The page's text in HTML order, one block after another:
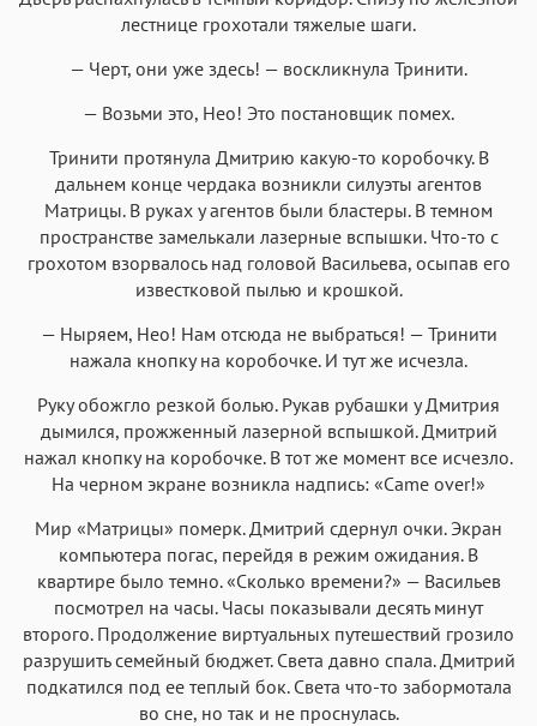
лестнице грохотали тяжелые шаги.
— Черт, они уже здесь! — воскликнула Тринити.
— Возьми это, Нео! Это постановщик помех.
Тринити протянула Дмитрию какую-то коробочку. В
дальнем конце чердака возникли силуэты агентов
Матрицы. В руках у агентов были бластеры. В темном
пространстве замелькали лазерные вспышки. Что-то с
грохотом взорвалось над головой Васильева, осыпав его
известковой пылью и крошкой.
— Ныряем, Нео! Нам отсюда не выбраться! — Тринити
нажала кнопку на коробочке. И тут же исчезла.
Руку обожгло резкой болью. Рукав рубашки у Дмитрия
дымился, прожженный лазерной вспышкой. Дмитрий
нажал кнопку на коробочке. В тот же момент все исчезло.
На черном экране возникла надпись: «Came over!»
Мир «Матрицы» померк. Дмитрий сдернул очки. Экран
компьютера погас, перейдя в режим ожидания. В
квартире было темно. «Сколько времени?» — Васильев
посмотрел на часы. Часы показывали десять минут
второго. Продолжение виртуальных путешествий грозило
разрушить семейный бюджет. Света давно спала. Дмитрий
подкатился под ее теплый бок. Света что-то забормотала
во сне, но так и не проснулась.